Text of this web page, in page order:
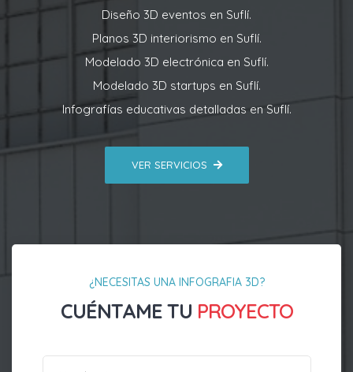
Diseño 3D eventos en Suflí.
Planos 3D interiorismo en Suflí.
Modelado 3D electrónica en Suflí.
Modelado 3D startups en Suflí.
Infografías educativas detalladas en Suflí.
VER SERVICIOS
¿NECESITAS UNA INFOGRAFIA 3D?
CUÉNTAME TU PROYECTO